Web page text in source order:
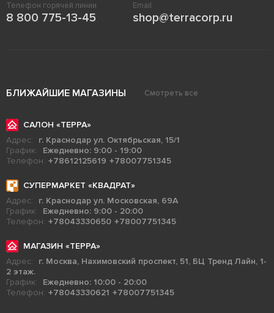
Телефон горячей линии
8 800 775-13-45
Email
shop@terracorp.ru
БЛИЖАЙШИЕ МАГАЗИНЫ Смотреть все
САЛОН «ТЕРРА»
Адрес:
г. Краснодар ул. Октябрьская, 15/1
График:
Ежедневно: 9:00 - 19:00
Телефон: +78612125619 +78007751345
СУПЕРМАРКЕТ «КВАДРАТ»
Адрес:
г. Краснодар ул. Московская, 69А
График:
Ежедневно: 9:00 - 20:00
Телефон: +78043330650 +78007751345
МАГАЗИН «ТЕРРА»
Адрес:
г. Москва, Нахимовский проспект, 51, БЦ Тренд Лайн, 1-
2 этаж.
График:
Ежедневно: 10:00 - 20:00
Телефон: +78043330621 +78007751345